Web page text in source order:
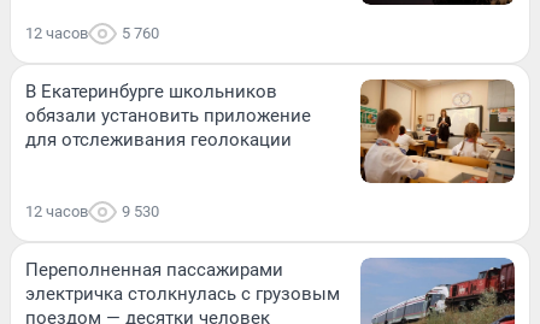
12 часов 5 760
В Екатеринбурге школьников
обязали установить приложение
для отслеживания геолокации
12 часов 9 530
Переполненная пассажирами
электричка столкнулась с грузовым
поездом — десятки человек